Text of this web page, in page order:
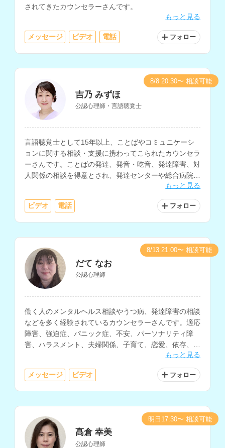
されてきたカウンセラーさんです。
もっと見る
メッセージ ビデオ 電話 フォロー
吉乃 みずほ
公認心理師・言語聴覚士
言語聴覚士として15年以上、ことばやコミュニケーシ
ョンに関する相談・支援に携わってこられたカウンセラ
ーさんです。ことばの発達、発音・吃音、発達障害、対
人関係の相談を得意とされ、発達センターや総合病院な
どで、子どもから大人まで様々なコミュニケーションの
もっと見る
ビデオ 電話 フォロー
8/8 20:30〜 相談可能
だて なお
公認心理師
働く人のメンタルヘルス相談やうつ病、発達障害の相談
などを多く経験されているカウンセラーさんです。適応
障害、強迫症、パニック症、不安、パーソナリティ障
害、ハラスメント、夫婦関係、子育て、恋愛、依存、海
外生活の悩みなど、様々な相談内容に対応されていま
もっと見る
メッセージ ビデオ フォロー
8/13 21:00〜 相談可能
髙倉 幸美
公認心理師
明日17:30〜 相談可能